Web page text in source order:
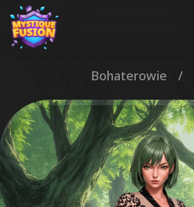
Bohaterowie /